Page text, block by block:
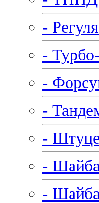
-
-
-
-
-
-
-